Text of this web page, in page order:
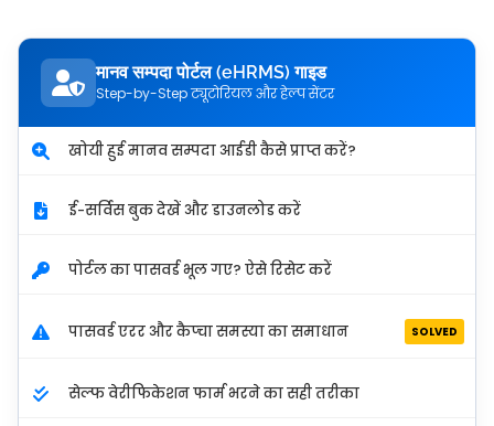
मानव सम्पदा पोर्टल (eHRMS) गाइड
Step-by-Step ट्यूटोरियल और हेल्प सेंटर
खोयी हुई मानव सम्पदा आईडी कैसे प्राप्त करें?
ई-सर्विस बुक देखें और डाउनलोड करें
पोर्टल का पासवर्ड भूल गए? ऐसे रिसेट करें
पासवर्ड एरर और कैप्चा समस्या का समाधान SOLVED
सेल्फ वेरीफिकेशन फार्म भरने का सही तरीका